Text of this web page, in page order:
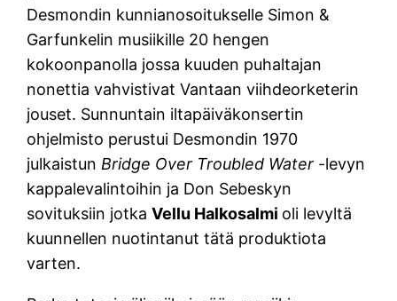
Desmondin kunnianosoitukselle Simon &
Garfunkelin musiikille 20 hengen
kokoonpanolla jossa kuuden puhaltajan
nonettia vahvistivat Vantaan viihdeorketerin
jouset. Sunnuntain iltapäiväkonsertin
ohjelmisto perustui Desmondin 1970
julkaistun Bridge Over Troubled Water -levyn
kappalevalintoihin ja Don Sebeskyn
sovituksiin jotkaVellu Halkosalmi oli levyltä
kuunnellen nuotintanut tätä produktiota
varten.